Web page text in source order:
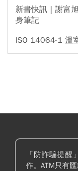
新書快訊｜謝富
身筆記
ISO 14064-1 溫
「防詐騙提醒
作。ATM只有